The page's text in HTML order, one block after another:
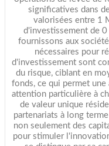
significatives dans
valorisées entre 1
d'investissement de
fournissons aux
nécessaires pour
d'investissement sont
du risque, ciblant en
fonds, ce qui permet
attention particulière à
de valeur unique
partenariats à long
non seulement des
pour stimuler